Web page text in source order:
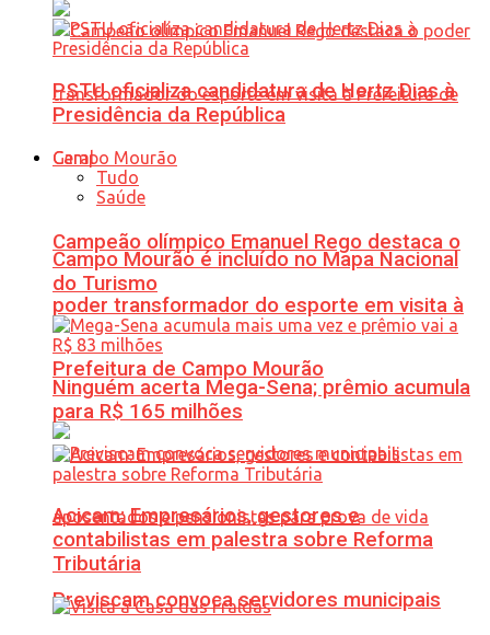
Campeão olímpico Emanuel Rego destaca o
poder transformador do esporte em visita à
Prefeitura de Campo Mourão
Previscam convoca servidores municipais
PSTU oficializa candidatura de Hertz Dias à
Presidência da República
Geral
Tudo
Saúde
Campo Mourão é incluído no Mapa Nacional
do Turismo
Ninguém acerta Mega-Sena; prêmio acumula
para R$ 165 milhões
Acicam: Empresários, gestores e
contabilistas em palestra sobre Reforma
Tributária